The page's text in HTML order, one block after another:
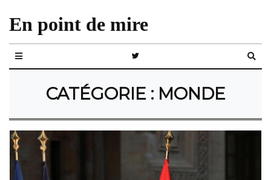
En point de mire
CATÉGORIE : MONDE